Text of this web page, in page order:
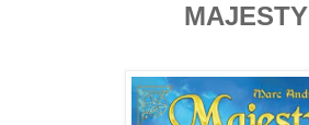
MAJESTY